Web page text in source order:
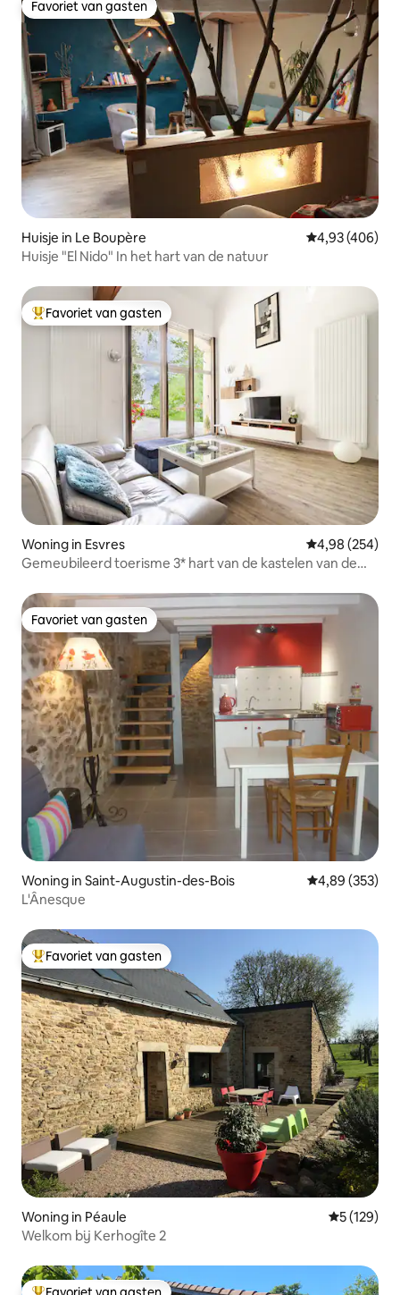
Favoriet van gasten
Favoriet van gasten
Huisje in Le Boupère Gemiddelde
4,93 (406)
Huisje "El Nido" In het hart van de natuur
Topfavoriet van gasten
Favoriet van gasten
Woning in Esvres Gemiddelde
4,98 (254)
Gemeubileerd toerisme 3* hart van de kastelen van de
Favoriet van gasten
Favoriet van gasten
Woning in Saint-Augustin-des-Bois Gemiddelde
4,89 (353)
L'Ânesque
Topfavoriet van gasten
Favoriet van gasten
Woning in Péaule
5 (129)
Welkom bij Kerhogîte 2